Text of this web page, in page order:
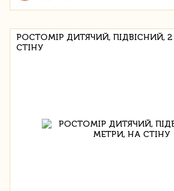
РОСТОМІР ДИТЯЧИЙ, ПІДВІСНИЙ,
СТІНУ